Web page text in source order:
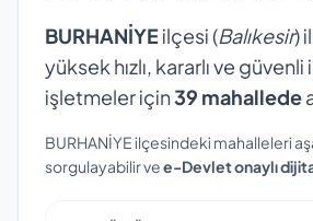
BURHANİYEilçesi (Balıkesir)
yüksek hızlı, kararlı ve
işletmeler için39 mahallede
BURHANİYE ilçesindeki mahalleleri
sorgulayabilir vee-Devlet onaylı